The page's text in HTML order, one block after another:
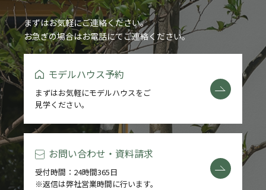
まずはお気軽にご連絡ください。
お急ぎの場合はお電話にてご連絡ください。
モデルハウス予約
まずはお気軽にモデルハウスをご
見学ください。
お問い合わせ・資料請求
受付時間：24時間365日
※返信は弊社営業時間に行います。